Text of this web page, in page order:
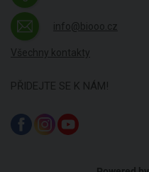
info@biooo.cz
Všechny kontakty
PŘIDEJTE SE K NÁM!